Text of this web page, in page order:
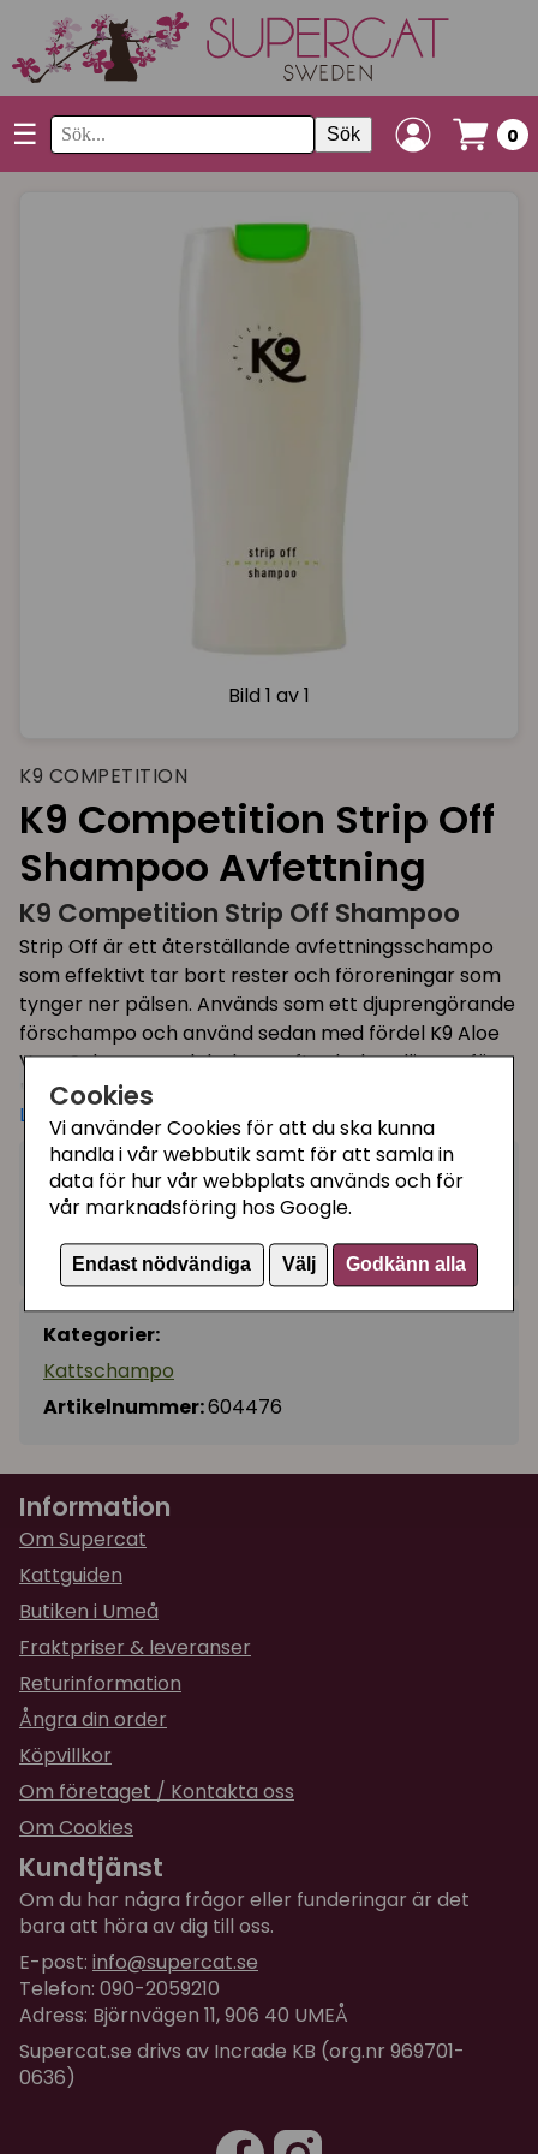
Cookies
Vi använder Cookies för att du ska kunna
handla i vår webbutik samt för att samla in
data för hur vår webbplats används och för
vår marknadsföring hos Google.
Endast nödvändiga Välj Godkänn alla
☰ Sök 0
Bild 1 av 1
K9 COMPETITION
K9 Competition Strip Off
Shampoo Avfettning
K9 Competition Strip Off Shampoo
Strip Off är ett återställande avfettningsschampo
som effektivt tar bort rester och föroreningar som
tynger ner pälsen. Används som ett djuprengörande
förschampo och använd sedan med fördel K9 Aloe
Vera Schampo och balsam efter behandlingen för
bästa långtidseffekt.
Passar alla raser och pälstyper!
Använd så här:Massera in schampot noga i pälsen
och skölj ur. Varmare vatten ökar effekten av
optimalt resultat och avsluta med Aloe Vera
schampo+balsam.
Kan spädas vid behov upp till 1:10.
PH: 5,5
Storlek:300 ml
iminodisuccinat, cocoamphopolycarboxyglycinate,
cocoamide, doftämnen och konserveringsmedel.
Läs mer
119 kr − + Köp
I lager, leveranstid 1-3 vardagar
Kategorier:
Kattschampo
Artikelnummer:604476
Information
Om Supercat
Kattguiden
Butiken i Umeå
Fraktpriser & leveranser
Returinformation
Ångra din order
Köpvillkor
Om företaget / Kontakta oss
Om Cookies
Kundtjänst
Om du har några frågor eller funderingar är det
bara att höra av dig till oss.
E-post: info@supercat.se
Telefon: 090-2059210
Adress: Björnvägen 11, 906 40 UMEÅ
Supercat.se drivs av Incrade KB (org.nr 969701-
0636)